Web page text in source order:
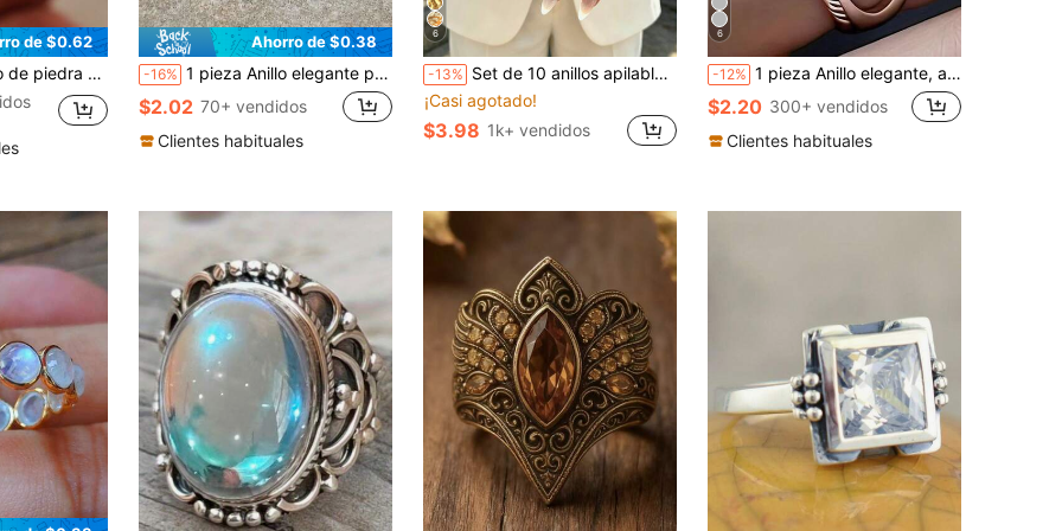
de $0.62
compromisos, fiestas de aniversario, regalo del Día de San Valentín
Ahorro de $0.38
-16% 1 pieza Anillo elegante para mujer como regalo del Día de San Valentín, joyería para fiesta de aniversario de boda
$2.02 70+ vendidos
Clientes habituales
6
-13% Set de 10 anillos apilables multicapa, diseño minimalista elegante y exquisito, vintage, geométrico, de cinta, redondo, hueco, con cuentas, asimétrico, plisado, texturizado, cruzado, liso, banda ancha exagerada y gruesa, para vacaciones, fiestas, citas, regalo, uso diario y oficina
¡Casi agotado!
$3.98 1k+ vendidos
6
-12% 1 pieza Anillo elegante, adecuado para mujeres, joyería para bodas, compromisos, Día de San Valentín y otras ocasiones
$2.20 300+ vendidos
Clientes habituales